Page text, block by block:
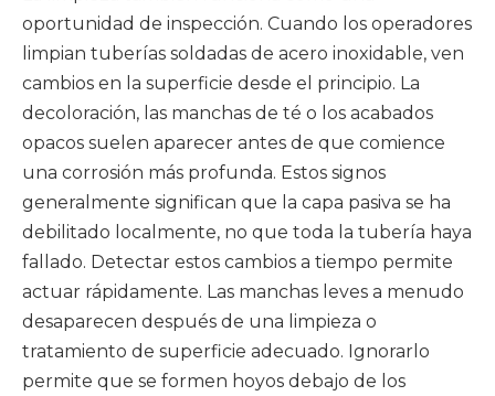
oportunidad de inspección. Cuando los operadores
limpian tuberías soldadas de acero inoxidable, ven
cambios en la superficie desde el principio. La
decoloración, las manchas de té o los acabados
opacos suelen aparecer antes de que comience
una corrosión más profunda. Estos signos
generalmente significan que la capa pasiva se ha
debilitado localmente, no que toda la tubería haya
fallado. Detectar estos cambios a tiempo permite
actuar rápidamente. Las manchas leves a menudo
desaparecen después de una limpieza o
tratamiento de superficie adecuado. Ignorarlo
permite que se formen hoyos debajo de los